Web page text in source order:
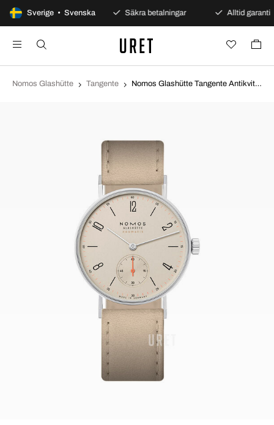
Sverige • Svenska
100 dagars öppet köp Säkra betalningar Alltid garanti
Nomos Glashütte Tangente Nomos Glashütte Tangente Antikvit/Läder Ø35 mm N-176